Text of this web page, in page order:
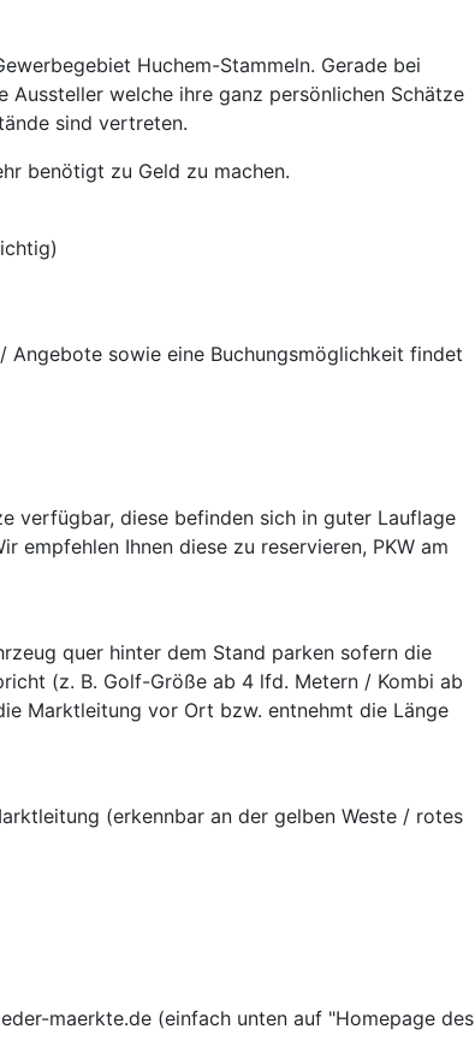
Huchem-Stammeln. Gerade bei
welche ihre ganz persönlichen Schätze
sind vertreten.
benötigt zu Geld zu machen.
Angebote sowie eine Buchungsmöglichkeit findet
verfügbar, diese befinden sich in guter Lauflage
empfehlen Ihnen diese zu reservieren, PKW am
quer hinter dem Stand parken sofern die
(z. B. Golf-Größe ab 4 lfd. Metern / Kombi ab
Marktleitung vor Ort bzw. entnehmt die Länge
(erkennbar an der gelben Weste / rotes
maerkte.de (einfach unten auf "Homepage des